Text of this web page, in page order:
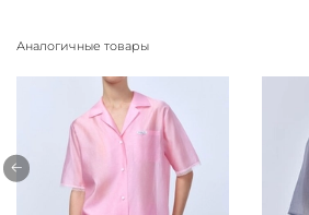
Аналогичные товары